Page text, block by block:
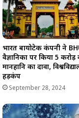
भारत बायोटेक कंपनी ने
वैज्ञानिकों पर किया 5 करोड़
मानहानि का दावा,
हड़कंप
September 28, 2024